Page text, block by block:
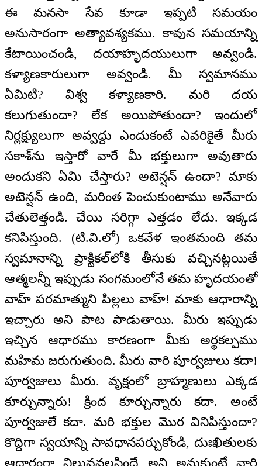
ఈ మనసా సేవ కూడా ఇప్పటి సమయం
అనుసారంగా అత్యావశ్యకము. కావున సమయాన్ని
కేటాయించండి, దయాహృదయులుగా అవ్వండి.
కళ్యాణకారులుగా అవ్వండి. మీ స్వమానము
ఏమిటి? విశ్వ కళ్యాణకారి. మరి దయ
కలుగుతుందా? లేక అయిపోతుందా? ఇందులో
నిర్లక్ష్యులుగా అవ్వద్దు ఎందుకంటే ఎవరికైతే మీరు
సకాశ్‌ను ఇస్తారో వారే మీ భక్తులుగా అవుతారు
అందుకని ఏమి చేస్తారు? అటెన్షన్ ఉందా? మాకు
అటెన్షన్ ఉంది, మరింత పెంచుకుంటాము అనేవారు
చేతులెత్తండి. చేయి సరిగ్గా ఎత్తడం లేదు. ఇక్కడ
కనిపిస్తుంది. (టి.వి.లో) ఒకవేళ ఇంతమంది తమ
స్వమానాన్ని ప్రాక్టికల్‌లోకి తీసుకు వచ్చినట్లయితే
ఆత్మలన్నీ ఇప్పుడు సంగమంలోనే తమ హృదయంతో
వాహ్ పరమాత్ముని పిల్లలు వాహ్! మాకు ఆధారాన్ని
ఇచ్చారు అని పాట పాడుతాయి. మీరు ఇప్పుడు
ఇచ్చిన ఆధారము కారణంగా మీకు అర్థకల్పము
మహిమ జరుగుతుంది. మీరు వారి పూర్వజులు కదా!
పూర్వజులు మీరు. వృక్షంలో బ్రాహ్మణులు ఎక్కడ
కూర్చున్నారు! క్రింద కూర్చున్నారు కదా. అంటే
పూర్వజులే కదా. మరి భక్తుల మొర వినిపిస్తుందా?
కొద్దిగా స్వయాన్ని సావధానపర్చుకోండి, దుఃఖితులకు
ఆధారంగా నిలువవలసిందే అని అనుకుంటే వారి